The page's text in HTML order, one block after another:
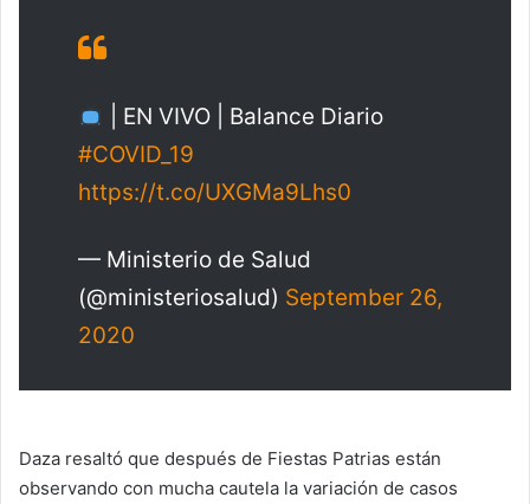
| EN VIVO | Balance Diario
#COVID_19
https://t.co/UXGMa9Lhs0
— Ministerio de Salud
(@ministeriosalud) September 26,
2020
Daza resaltó que después de Fiestas Patrias están
observando con mucha cautela la variación de casos